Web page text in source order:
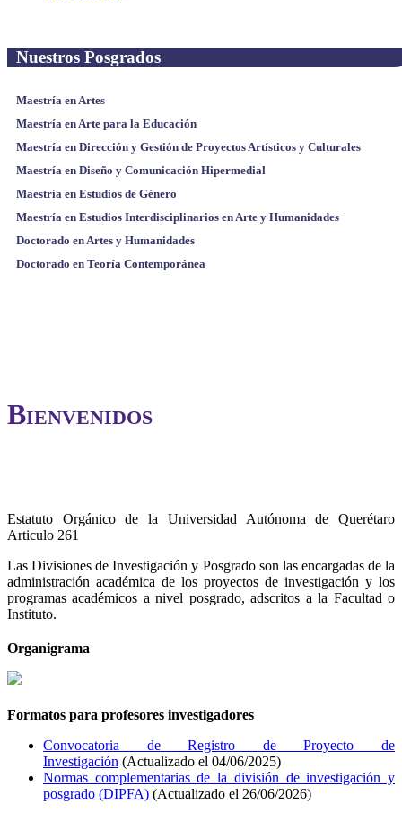
Nuestros Posgrados
Maestría en Artes
Maestría en Arte para la Educación
Maestría en Dirección y Gestión de Proyectos Artísticos y Culturales
Maestría en Diseño y Comunicación Hipermedial
Maestría en Estudios de Género
Maestría en Estudios Interdisciplinarios en Arte y Humanidades
Doctorado en Artes y Humanidades
Doctorado en Teoría Contemporánea
Bienvenidos
Estatuto Orgánico de la Universidad Autónoma de Querétaro
Articulo 261
Las Divisiones de Investigación y Posgrado son las encargadas de la
administración académica de los proyectos de investigación y los
programas académicos a nivel posgrado, adscritos a la Facultad o
Instituto.
Organigrama
Formatos para profesores investigadores
Convocatoria de Registro de Proyecto de
Investigación (Actualizado el 04/06/2025)
Normas complementarias de la división de investigación y
posgrado (DIPFA) (Actualizado el 26/06/2026)